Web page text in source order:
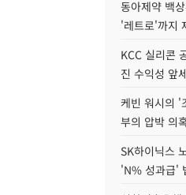
동아제약 백
'레트로'까지
KCC 실리콘
진 수익성 앞
케빈 워시의 '
부의 압박 의
SK하이닉스
'N% 성과급'